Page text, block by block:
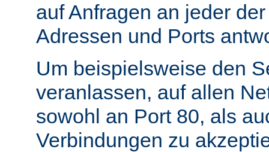
auf Anfragen an jeder
Adressen und Ports
Um beispielsweise den
veranlassen, auf allen
sowohl an Port 80, als
Verbindungen zu